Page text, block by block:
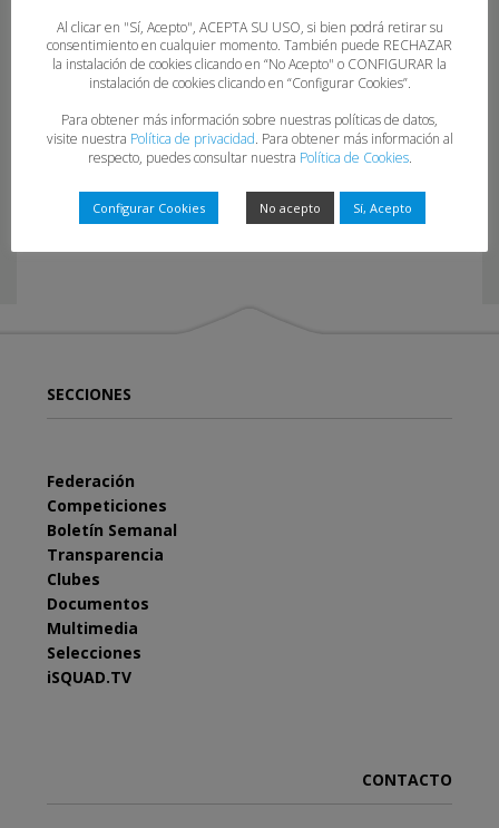
SECCIONES
Federación
Competiciones
Boletín Semanal
Transparencia
Clubes
Documentos
Multimedia
Selecciones
iSQUAD.TV
CONTACTO
Al clicar en "Sí, Acepto", ACEPTA SU USO, si bien podrá retirar su
consentimiento en cualquier momento. También puede RECHAZAR
la instalación de cookies clicando en “No Acepto" o CONFIGURAR la
instalación de cookies clicando en “Configurar Cookies”.
Para obtener más información sobre nuestras políticas de datos,
visite nuestra Política de privacidad. Para obtener más información al
respecto, puedes consultar nuestra Política de Cookies.
Configurar Cookies No acepto Sí, Acepto